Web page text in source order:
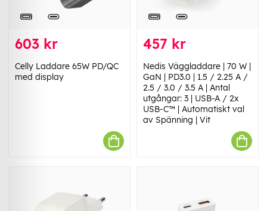
603 kr
Celly Laddare 65W PD/QC
med display
457 kr
Nedis Väggladdare | 70 W |
GaN | PD3.0 | 1.5 / 2.25 A /
2.5 / 3.0 / 3.5 A | Antal
utgångar: 3 | USB-A / 2x
USB-C™ | Automatiskt val
av Spänning | Vit